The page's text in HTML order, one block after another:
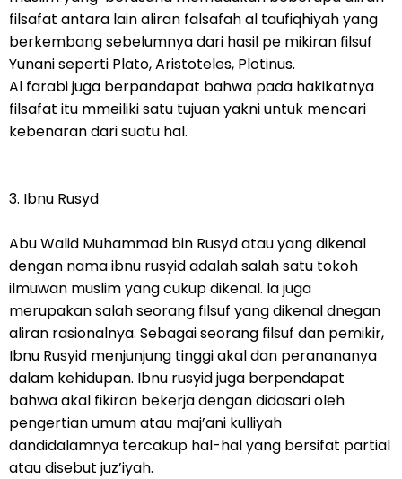
filsafat antara lain aliran falsafah al taufiqhiyah yang
berkembang sebelumnya dari hasil pe mikiran filsuf
Yunani seperti Plato, Aristoteles, Plotinus.
Al farabi juga berpandapat bahwa pada hakikatnya
filsafat itu mmeiliki satu tujuan yakni untuk mencari
kebenaran dari suatu hal.
3. Ibnu Rusyd
Abu Walid Muhammad bin Rusyd atau yang dikenal
dengan nama ibnu rusyid adalah salah satu tokoh
ilmuwan muslim yang cukup dikenal. Ia juga
merupakan salah seorang filsuf yang dikenal dnegan
aliran rasionalnya. Sebagai seorang filsuf dan pemikir,
Ibnu Rusyid menjunjung tinggi akal dan peranananya
dalam kehidupan. Ibnu rusyid juga berpendapat
bahwa akal fikiran bekerja dengan didasari oleh
pengertian umum atau maj’ani kulliyah
dandidalamnya tercakup hal-hal yang bersifat partial
atau disebut juz’iyah.